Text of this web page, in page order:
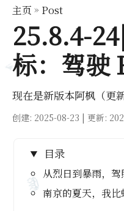
主页 » Post
25.8.4-
标：驾驶
现在是新版本阿枫（更
创建: 2025-08-23 | 更新:
目录
从烈日到暴雨，驾
南京的夏天，我比